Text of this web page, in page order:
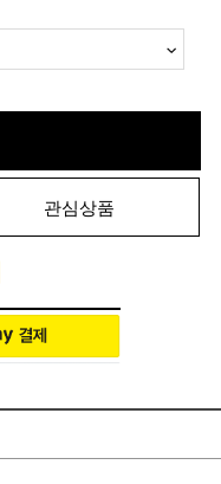
관심상품